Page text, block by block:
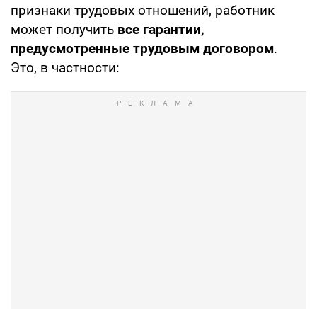
признаки трудовых отношений, работник
может получить все гарантии,
предусмотренные трудовым договором.
Это, в частности: